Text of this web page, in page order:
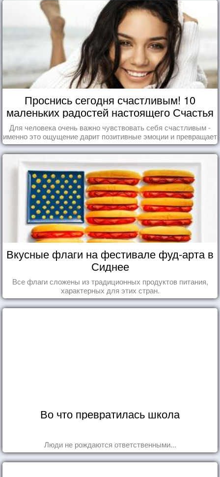
Проснись сегодня счастливым! 10
маленьких радостей настоящего Счастья
Для человека очень важно чувствовать себя счастливым -
именно это ощущение дарит позитивные эмоции и превращает
каждый день в маленький праздник.
Вкусные флаги на фестивале фуд-арта в
Сиднее
Все флаги сложены из традиционных продуктов питания,
характерных для этих стран.
Во что превратилась школа
Люди не рождаются ответственными...